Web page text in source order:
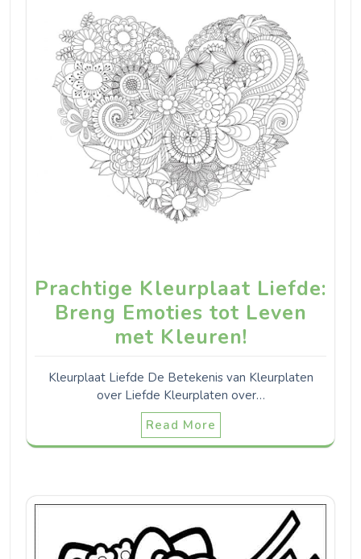
Prachtige Kleurplaat Liefde:
Breng Emoties tot Leven
met Kleuren!
Kleurplaat Liefde De Betekenis van Kleurplaten
over Liefde Kleurplaten over…
Read More